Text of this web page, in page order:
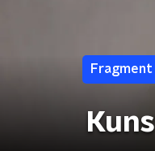
Fragment